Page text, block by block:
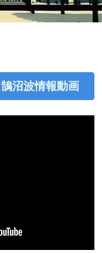
沼波情報動画